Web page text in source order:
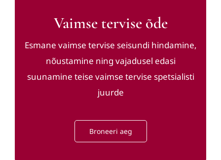
Vaimse tervise õde
Esmane vaimse tervise seisundi hindamine,
nõustamine ning vajadusel edasi
suunamine teise vaimse tervise spetsialisti
juurde
Broneeri aeg